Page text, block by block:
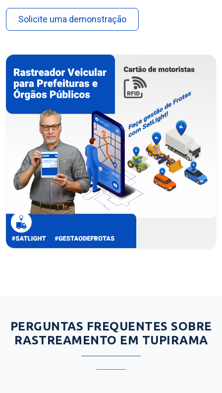
Solicite uma demonstração
PERGUNTAS FREQUENTES SOBRE
RASTREAMENTO EM TUPIRAMA